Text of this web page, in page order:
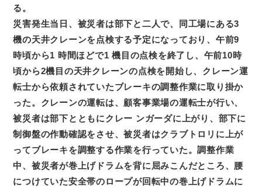
る。
災害発生当日、被災者は部下と二人で、同工場にある3
機の天井クレーンを点検する予定になっており、午前9
時頃から1 時間ほどで1 機目の点検を終了し、午前10時
頃から2機目の天井クレーンの点検を開始し、クレーン運
転士から依頼されていたブレーキの調整作業に取り掛か
った。クレーンの運転は、顧客事業場の運転士が行い、
被災者は部下とともにクレー ンガーダに上がり、部下に
制御盤の作動確認をさせ、被災者はクラブトロリに上が
ってブレーキを調整する作業を行っていた。調整作業
中、被災者が巻上げドラムを背に屈みこんだところ、腰
につけていた安全帯のロープが回転中の巻上げドラムに